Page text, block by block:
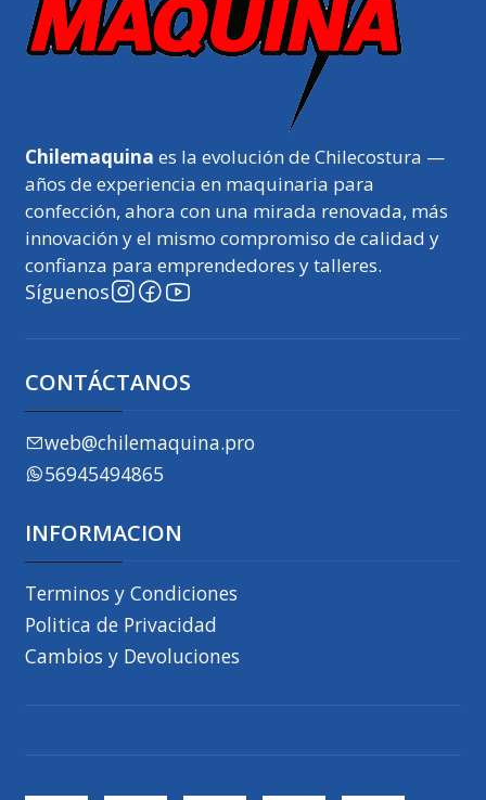
Chilemaquina es la evolución de Chilecostura —
años de experiencia en maquinaria para
confección, ahora con una mirada renovada, más
innovación y el mismo compromiso de calidad y
confianza para emprendedores y talleres.
Síguenos
CONTÁCTANOS
web@chilemaquina.pro
56945494865
INFORMACION
Terminos y Condiciones
Politica de Privacidad
Cambios y Devoluciones